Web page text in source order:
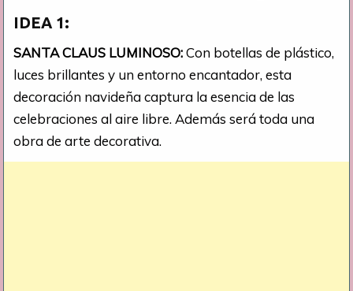
IDEA 1:
SANTA CLAUS LUMINOSO:Con botellas de plástico,
luces brillantes y un entorno encantador, esta
decoración navideña captura la esencia de las
celebraciones al aire libre. Además será toda una
obra de arte decorativa.